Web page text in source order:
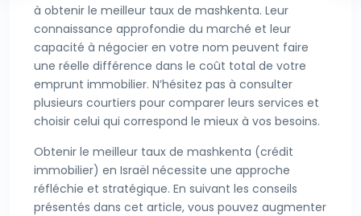
à obtenir le meilleur taux de mashkenta. Leur
connaissance approfondie du marché et leur
capacité à négocier en votre nom peuvent faire
une réelle différence dans le coût total de votre
emprunt immobilier. N’hésitez pas à consulter
plusieurs courtiers pour comparer leurs services et
choisir celui qui correspond le mieux à vos besoins.
Obtenir le meilleur taux de mashkenta (crédit
immobilier) en Israël nécessite une approche
réfléchie et stratégique. En suivant les conseils
présentés dans cet article, vous pouvez augmenter